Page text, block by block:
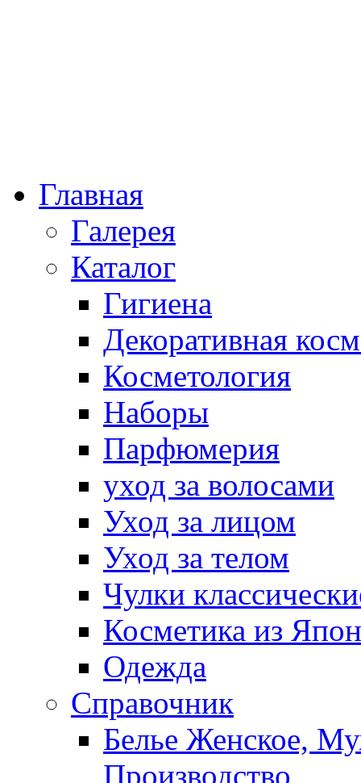
Главная
Галерея
Каталог
Гигиена
Декоративная
Косметология
Наборы
Парфюмерия
уход за волосами
Уход за лицом
Уход за телом
Чулки
Косметика из
Одежда
Справочник
Белье Женское,
Производство